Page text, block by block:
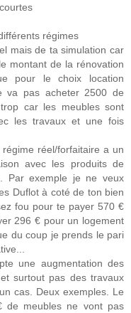
régimes
mais de ta simulation car
montant de la rénovation
pour le choix location
va pas acheter 2500 de
car les meubles sont
les travaux et une fois
réel/forfaitaire a un
avec les produits de
Par exemple je ne veux
Duflot à coté de ton bien
fou pour te payer 570 €
296 € pour un logement
du coup je prends le pari
une augmentation des
surtout pas des travaux
cas. Deux exemples. Le
de meubles ne vont pas